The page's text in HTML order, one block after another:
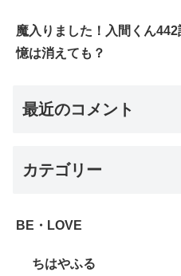
魔入りました！入間くん
憶は消えても？
最近のコメント
カテゴリー
BE・LOVE
ちはやふる